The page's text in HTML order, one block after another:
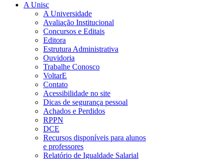
A Unisc
A Universidade
Avaliação Institucional
Concursos e Editais
Editora
Estrutura Administrativa
Ouvidoria
Trabalhe Conosco
VoltarE
Contato
Acessibilidade no site
Dicas de segurança pessoal
Achados e Perdidos
RPPN
DCE
Recursos disponíveis para alunos
e professores
Relatório de Igualdade Salarial